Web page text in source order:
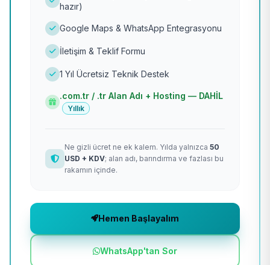
hazır)
Google Maps & WhatsApp Entegrasyonu
İletişim & Teklif Formu
1 Yıl Ücretsiz Teknik Destek
.com.tr / .tr Alan Adı + Hosting — DAHİL
Yıllık
Ne gizli ücret ne ek kalem. Yılda yalnızca 50
USD + KDV; alan adı, barındırma ve fazlası bu
rakamın içinde.
Hemen Başlayalım
WhatsApp'tan Sor